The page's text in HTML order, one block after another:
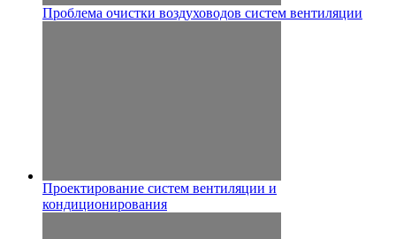
Проблема очистки воздуховодов систем вентиляции
Проектирование систем вентиляции и
кондиционирования